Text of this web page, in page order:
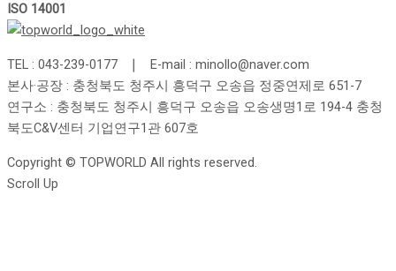
ISO 14001
TEL : 043-239-0177 ❘ E-mail : minollo@naver.com
본사·공장 : 충청북도 청주시 흥덕구 오송읍 정중연제로 651-7
연구소 : 충청북도 청주시 흥덕구 오송읍 오송생명1로 194-4 충청
북도C&V센터 기업연구1관 607호
Copyright © TOPWORLD All rights reserved.
Scroll Up